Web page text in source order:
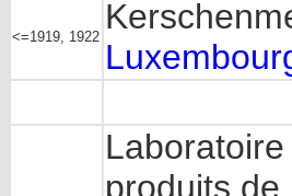
<=1919, 1922
produits